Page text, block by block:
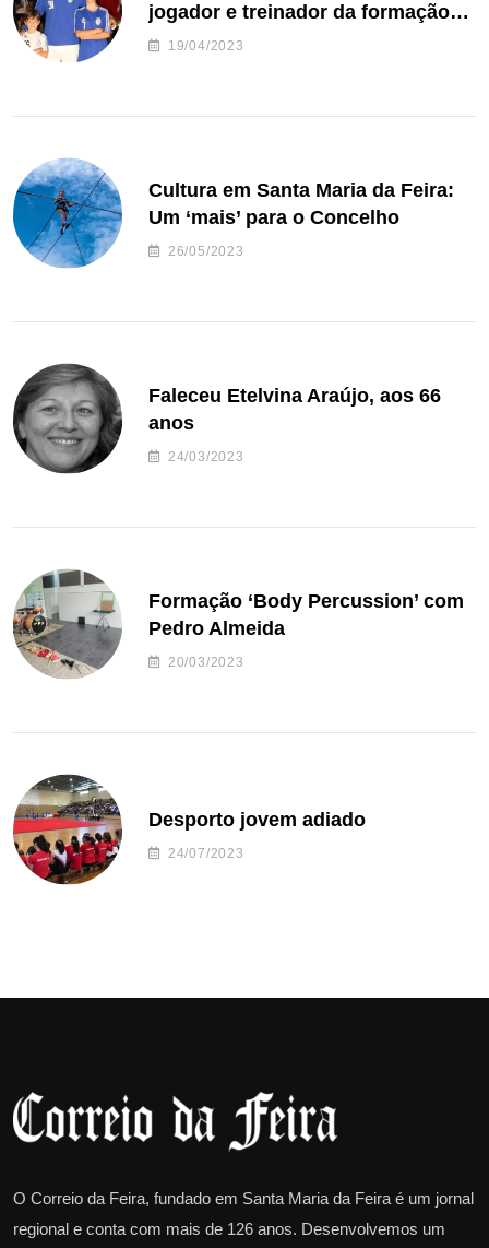
jogador e treinador da formação
de andebol do Feirense
19/04/2023
Cultura em Santa Maria da Feira:
Um ‘mais’ para o Concelho
26/05/2023
Faleceu Etelvina Araújo, aos 66
anos
24/03/2023
Formação ‘Body Percussion’ com
Pedro Almeida
20/03/2023
Desporto jovem adiado
24/07/2023
O Correio da Feira, fundado em Santa Maria da Feira é um jornal
regional e conta com mais de 126 anos. Desenvolvemos um